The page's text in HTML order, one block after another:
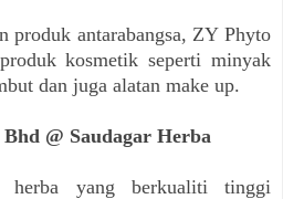
produk antarabangsa, ZY Phyto
kosmetik seperti minyak
dan juga alatan make up.
@ Saudagar Herba
herba yang berkualiti tinggi